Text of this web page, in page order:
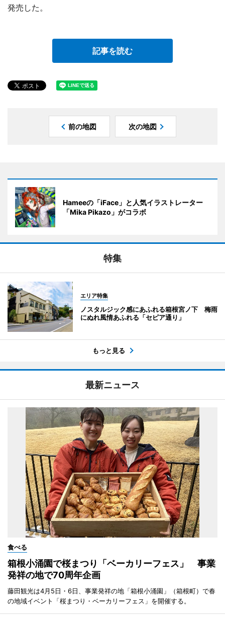
発売した。
記事を読む
前の地図 次の地図
Hameeの「iFace」と人気イラストレーター
「Mika Pikazo」がコラボ
特集
エリア特集
ノスタルジック感にあふれる箱根宮ノ下 梅雨
にぬれ風情あふれる「セピア通り」
もっと見る
最新ニュース
食べる
箱根小涌園で桜まつり「ベーカリーフェス」 事業
発祥の地で70周年企画
藤田観光は4月5日・6日、事業発祥の地「箱根小涌園」（箱根町）で春
の地域イベント「桜まつり・ベーカリーフェス」を開催する。